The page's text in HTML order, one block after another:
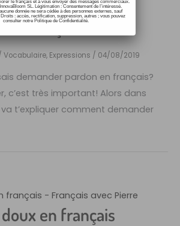
en français
Vocabulaire, Expressions / 04/08/2019
demander pardon en français?
c’est très important! Alors dans
t’expliquer comment demander
en français
le français et à vous envoyer des messages commerciaux.
SL. Légitimation : Consentement de l’intéressé.
donnée ne sera cédée à des personnes externes, sauf
: accès, rectification, suppression, autres ; vous pouvez
consulter notre Politique de Confidentialité.